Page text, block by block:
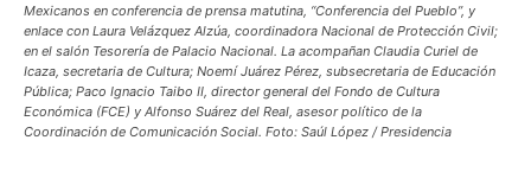
Mexicanos en conferencia de prensa matutina, “Conferencia del Pueblo”, y
enlace con Laura Velázquez Alzúa, coordinadora Nacional de Protección Civil;
en el salón Tesorería de Palacio Nacional. La acompañan Claudia Curiel de
Icaza, secretaria de Cultura; Noemí Juárez Pérez, subsecretaria de Educación
Pública; Paco Ignacio Taibo II, director general del Fondo de Cultura
Económica (FCE) y Alfonso Suárez del Real, asesor político de la
Coordinación de Comunicación Social. Foto: Saúl López / Presidencia